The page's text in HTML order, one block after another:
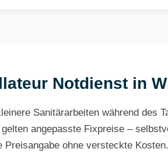
Notdienst in
Sanitärarbeiten während des
angepasste Fixpreise –
ohne versteckte Kosten.